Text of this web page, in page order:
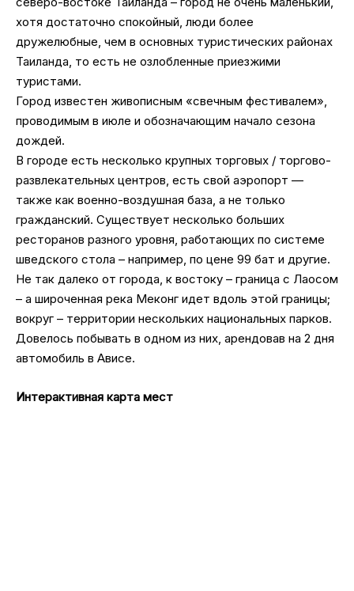
хотя достаточно спокойный, люди более
дружелюбные, чем в основных туристических районах
Таиланда, то есть не озлобленные приезжими
туристами.
Город известен живописным «свечным фестивалем»,
проводимым в июле и обозначающим начало сезона
дождей.
В городе есть несколько крупных торговых / торгово-
развлекательных центров, есть свой аэропорт —
также как военно-воздушная база, а не только
гражданский. Существует несколько больших
ресторанов разного уровня, работающих по системе
шведского стола – например, по цене 99 бат и другие.
Не так далеко от города, к востоку – граница с Лаосом
– а широченная река Меконг идет вдоль этой границы;
вокруг – территории нескольких национальных парков.
Довелось побывать в одном из них, арендовав на 2 дня
автомобиль в Ависе.
Интерактивная карта мест